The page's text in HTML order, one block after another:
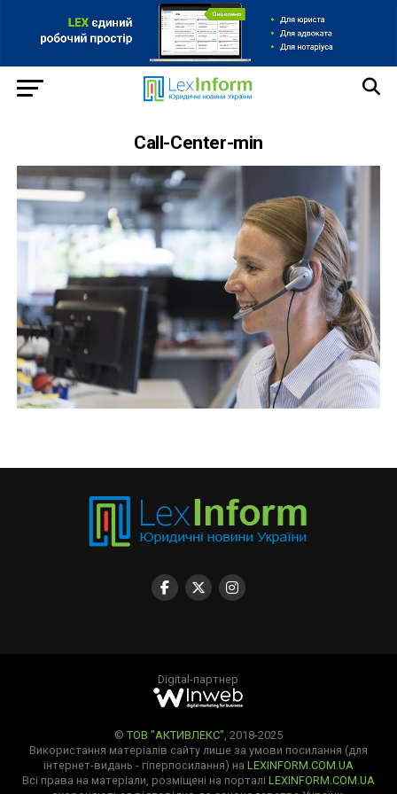
Call-Center-min
Digital-партнер
© ТОВ "АКТИВЛЕКС" , 2018-2025
Використання матеріалів сайту лише за умови посилання (для
інтернет-видань - гіперпосилання) на LEXINFORM.COM.UA
Всі права на матеріали, розміщені на порталі LEXINFORM.COM.UA